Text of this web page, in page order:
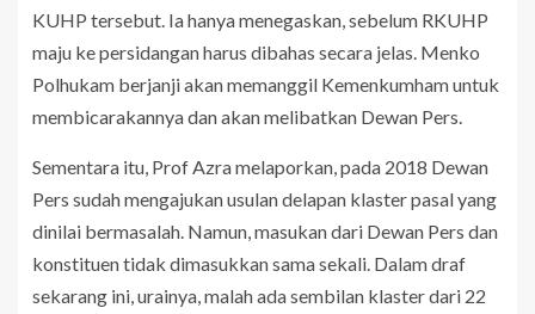
KUHP tersebut. Ia hanya menegaskan, sebelum RKUHP
maju ke persidangan harus dibahas secara jelas. Menko
Polhukam berjanji akan memanggil Kemenkumham untuk
membicarakannya dan akan melibatkan Dewan Pers.
Sementara itu, Prof Azra melaporkan, pada 2018 Dewan
Pers sudah mengajukan usulan delapan klaster pasal yang
dinilai bermasalah. Namun, masukan dari Dewan Pers dan
konstituen tidak dimasukkan sama sekali. Dalam draf
sekarang ini, urainya, malah ada sembilan klaster dari 22